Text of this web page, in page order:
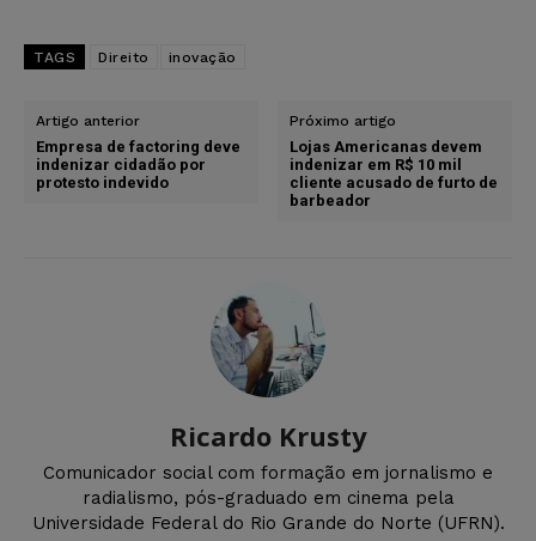
TAGS Direito inovação
Artigo anterior
Empresa de factoring deve
indenizar cidadão por
protesto indevido
Próximo artigo
Lojas Americanas devem
indenizar em R$ 10 mil
cliente acusado de furto de
barbeador
Ricardo Krusty
Comunicador social com formação em jornalismo e
radialismo, pós-graduado em cinema pela
Universidade Federal do Rio Grande do Norte (UFRN).